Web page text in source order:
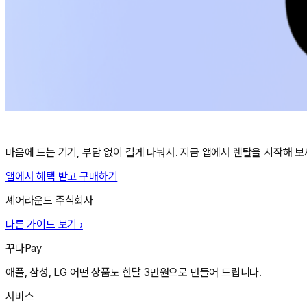
마음에 드는 기기, 부담 없이 길게 나눠서. 지금 앱에서 렌탈을 시작해 보
앱에서 혜택 받고 구매하기
셰어라운드 주식회사
다른 가이드 보기 ›
꾸다Pay
애플, 삼성, LG 어떤 상품도 한달 3만원으로 만들어 드립니다.
서비스